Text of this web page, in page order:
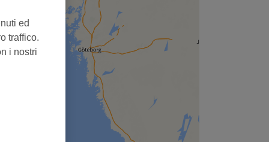
ed
traffico.
i nostri